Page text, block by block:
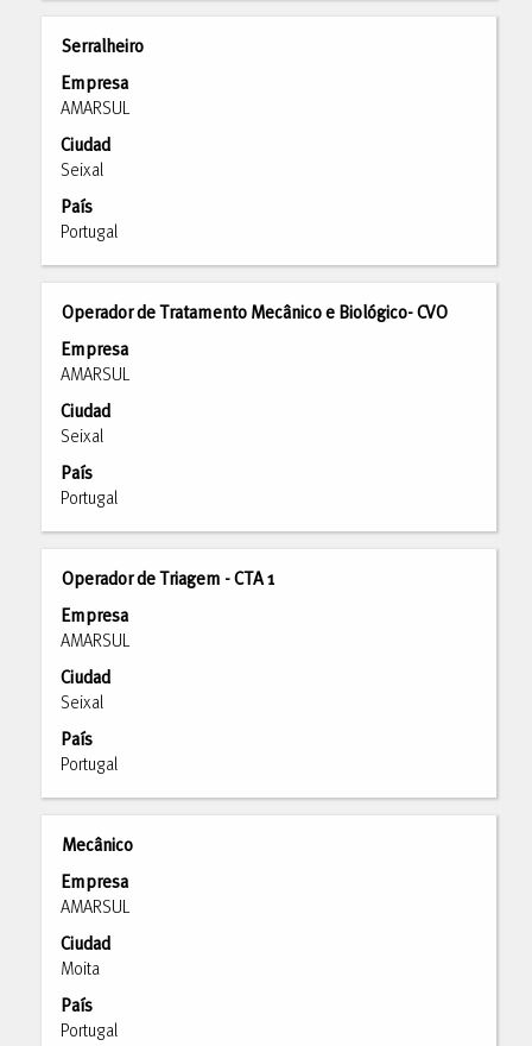
puestos.
de
la
información
del
puesto.
Título
Serralheiro
Empresa
AMARSUL
Ciudad
Seixal
País
Portugal
Utilice
la
barra
para
ver
el
contenido
de
la
información
del
puesto.
Título
Operador de Tratamento Mecânico e Biológico- CVO
Empresa
AMARSUL
Ciudad
Seixal
País
Portugal
Utilice
la
barra
para
ver
el
contenido
de
la
información
del
puesto.
Título
Operador de Triagem - CTA 1
Empresa
AMARSUL
Ciudad
Seixal
País
Portugal
Utilice
la
barra
para
ver
el
contenido
de
la
información
del
puesto.
Título
Mecânico
Empresa
AMARSUL
Ciudad
Moita
País
Portugal
Utilice
la
barra
para
ver
el
contenido